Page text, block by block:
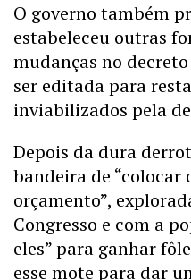
O governo também
estabeleceu outras
mudanças no
ser editada para
inviabilizados pela
Depois da dura
bandeira de “colocar
orçamento”,
Congresso e com a
eles” para ganhar
esse mote para dar